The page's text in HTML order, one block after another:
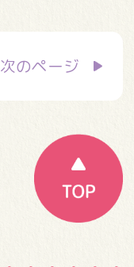
次のページ